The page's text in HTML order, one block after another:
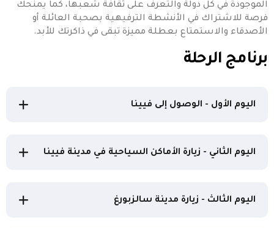
الموجودة في كل دولة والتعرف على ثقافة شعبها، كما يمنحك
فرصة للاشتراك في الأنشطة الترفيهية بصحبة العائلة أو
الأصدقاء والاستمتاع بعطلة مميزة تبقى في ذاكرتك للأبد.
برنامج الرحلة
اليوم الأول - الوصول إلى فيينا
اليوم الثاني - زيارة الأماكن السياحية في مدينة فيينا
اليوم الثالث - زيارة مدينة سالزبورغ